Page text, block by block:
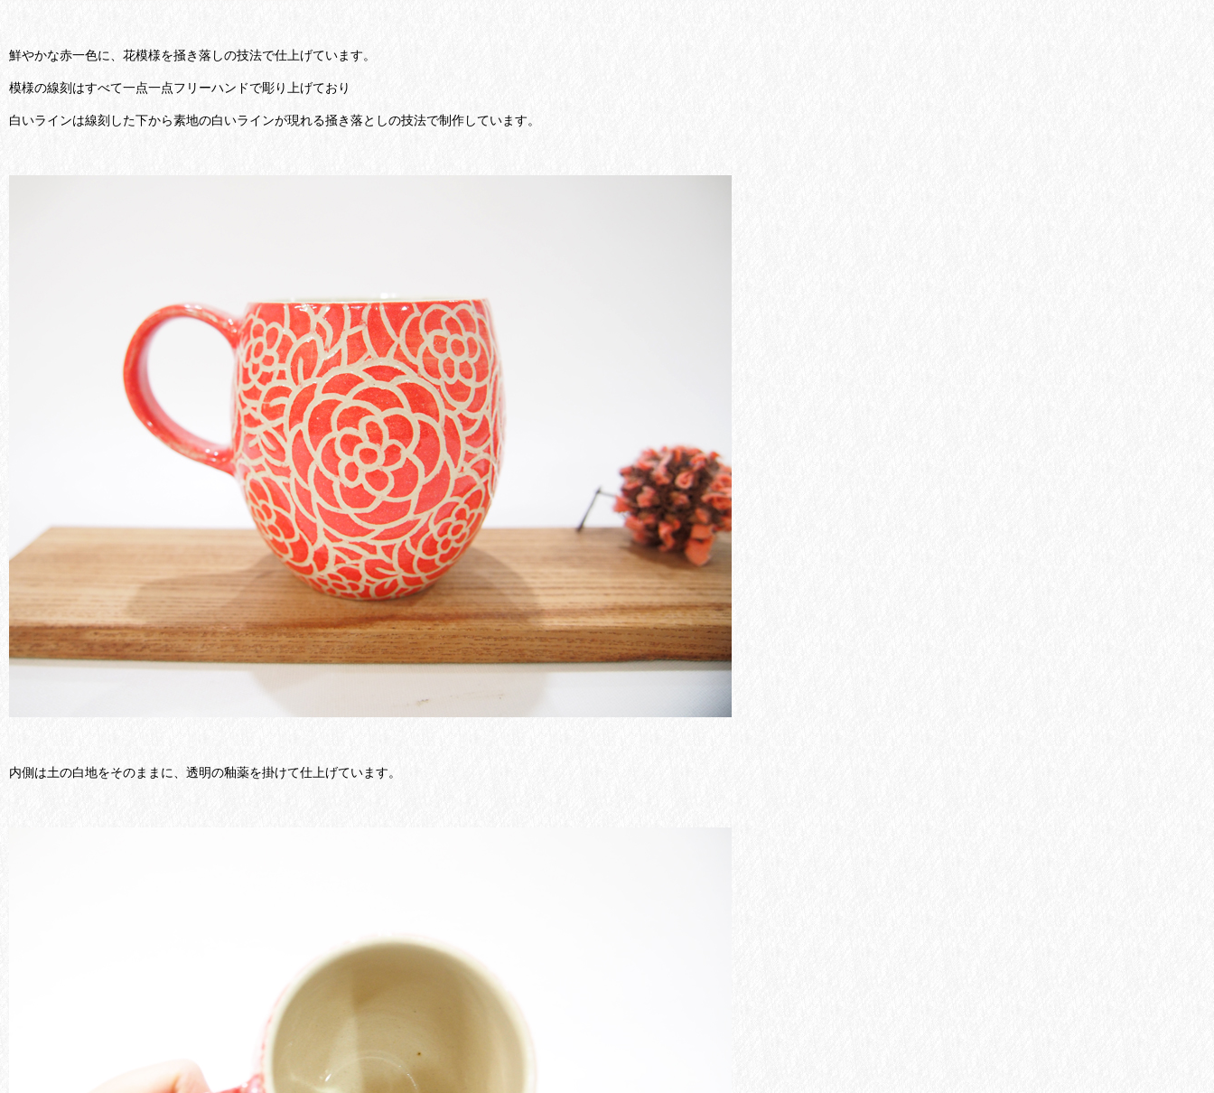
鮮やかな赤一色に、花模様を掻き落しの技法で仕上げています。
模様の線刻はすべて一点一点フリーハンドで彫り上げており
白いラインは線刻した下から素地の白いラインが現れる掻き落としの技法で制作しています。
内側は土の白地をそのままに、透明の釉薬を掛けて仕上げています。